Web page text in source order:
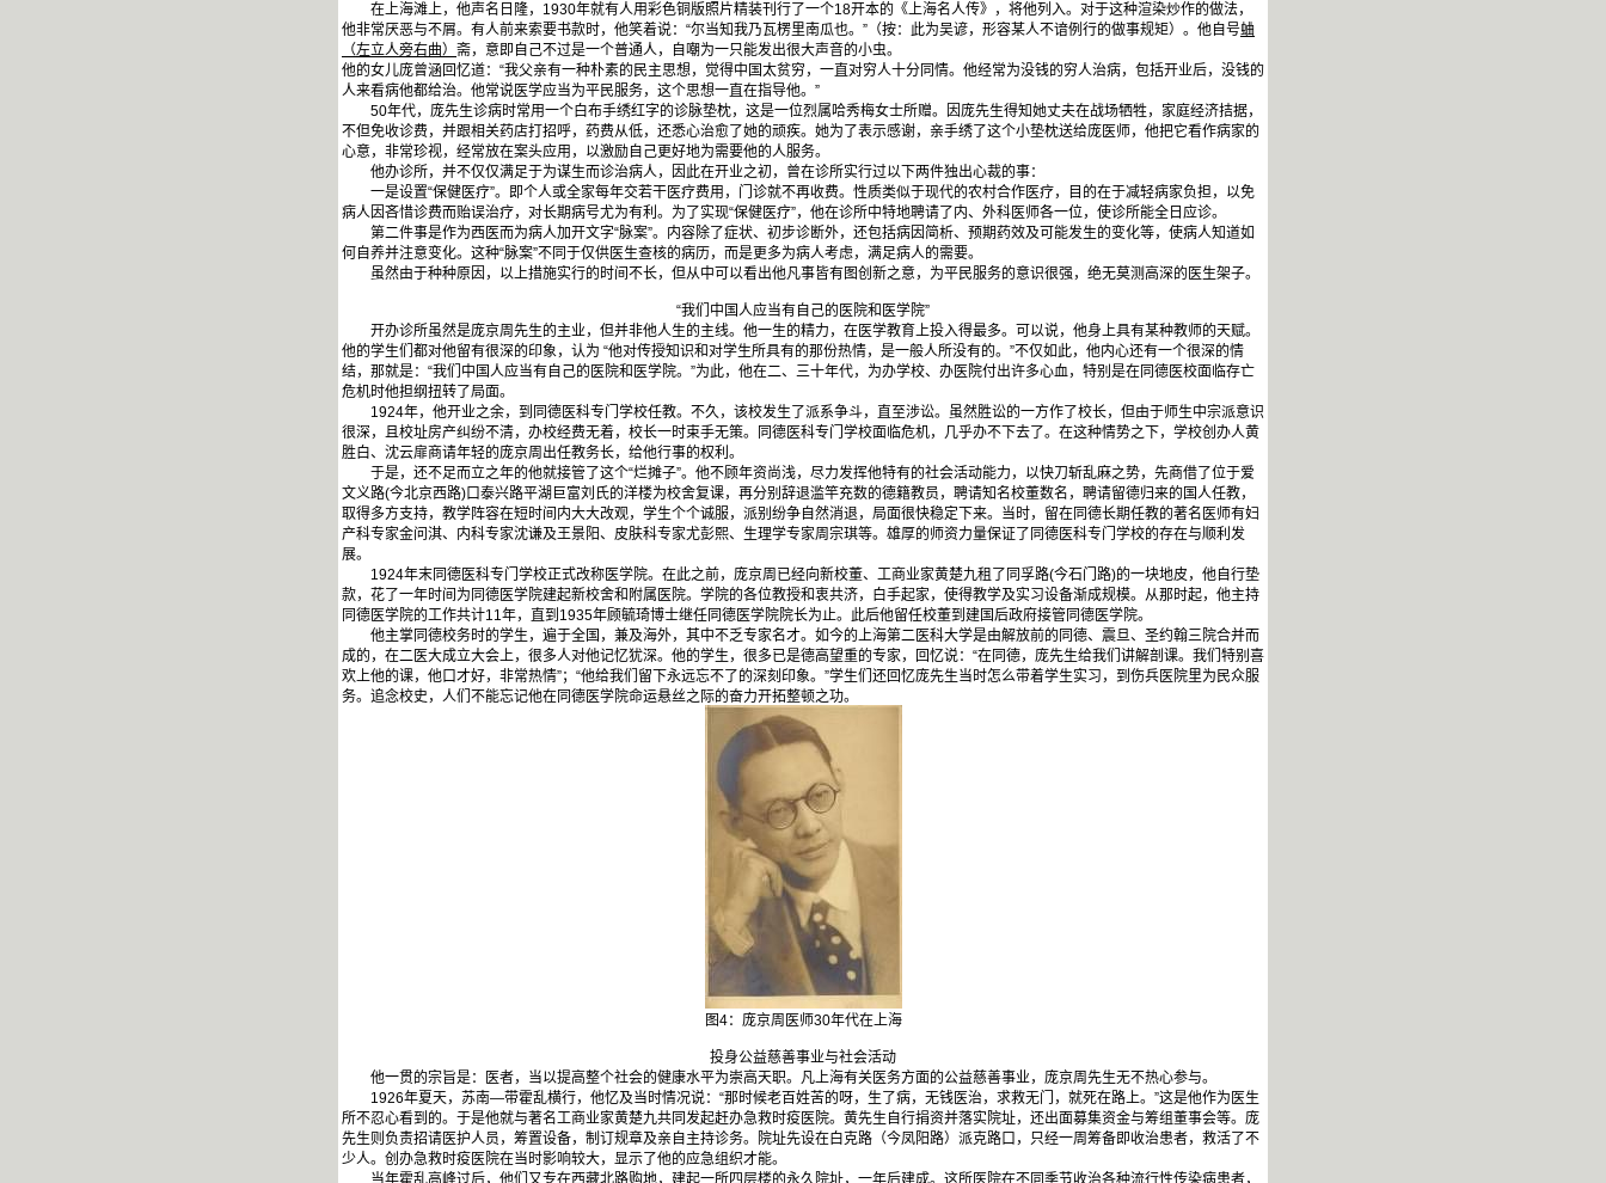
在上海滩上，他声名日隆，1930年就有人用彩色铜版照片精装刊行了一个18开本的《上海名人传》，将他列入。对于这种渲染炒作的做法，
他非常厌恶与不屑。有人前来索要书款时，他笑着说：“尔当知我乃瓦楞里南瓜也。”（按：此为吴谚，形容某人不谙例行的做事规矩）。他自号蛐
（左立人旁右曲） 斋，意即自己不过是一个普通人，自嘲为一只能发出很大声音的小虫。
他的女儿庞曾涵回忆道：“我父亲有一种朴素的民主思想，觉得中国太贫穷，一直对穷人十分同情。他经常为没钱的穷人治病，包括开业后，没钱的
人来看病他都给治。他常说医学应当为平民服务，这个思想一直在指导他。”
50年代，庞先生诊病时常用一个白布手绣红字的诊脉垫枕，这是一位烈属哈秀梅女士所赠。因庞先生得知她丈夫在战场牺牲，家庭经济拮据，
不但免收诊费，并跟相关药店打招呼，药费从低，还悉心治愈了她的顽疾。她为了表示感谢，亲手绣了这个小垫枕送给庞医师，他把它看作病家的
心意，非常珍视，经常放在案头应用，以激励自己更好地为需要他的人服务。
他办诊所，并不仅仅满足于为谋生而诊治病人，因此在开业之初，曾在诊所实行过以下两件独出心裁的事：
一是设置“保健医疗”。即个人或全家每年交若干医疗费用，门诊就不再收费。性质类似于现代的农村合作医疗，目的在于减轻病家负担，以免
病人因吝惜诊费而贻误治疗，对长期病号尤为有利。为了实现“保健医疗”，他在诊所中特地聘请了内、外科医师各一位，使诊所能全日应诊。
第二件事是作为西医而为病人加开文字“脉案”。内容除了症状、初步诊断外，还包括病因简析、预期药效及可能发生的变化等，使病人知道如
何自养并注意变化。这种“脉案”不同于仅供医生查核的病历，而是更多为病人考虑，满足病人的需要。
虽然由于种种原因，以上措施实行的时间不长，但从中可以看出他凡事皆有图创新之意，为平民服务的意识很强，绝无莫测高深的医生架子。
“我们中国人应当有自己的医院和医学院”
开办诊所虽然是庞京周先生的主业，但并非他人生的主线。他一生的精力，在医学教育上投入得最多。可以说，他身上具有某种教师的天赋。
他的学生们都对他留有很深的印象，认为 “他对传授知识和对学生所具有的那份热情，是一般人所没有的。”不仅如此，他内心还有一个很深的情
结，那就是：“我们中国人应当有自己的医院和医学院。”为此，他在二、三十年代，为办学校、办医院付出许多心血，特别是在同德医校面临存亡
危机时他担纲扭转了局面。
1924年，他开业之余，到同德医科专门学校任教。不久，该校发生了派系争斗，直至涉讼。虽然胜讼的一方作了校长，但由于师生中宗派意识
很深，且校址房产纠纷不清，办校经费无着，校长一时束手无策。同德医科专门学校面临危机，几乎办不下去了。在这种情势之下，学校创办人黄
胜白、沈云扉商请年轻的庞京周出任教务长，给他行事的权利。
于是，还不足而立之年的他就接管了这个“烂摊子”。他不顾年资尚浅，尽力发挥他特有的社会活动能力，以快刀斩乱麻之势，先商借了位于爱
文义路(今北京西路)口泰兴路平湖巨富刘氏的洋楼为校舍复课，再分别辞退滥竿充数的德籍教员，聘请知名校董数名，聘请留德归来的国人任教，
取得多方支持，教学阵容在短时间内大大改观，学生个个诚服，派别纷争自然消退，局面很快稳定下来。当时，留在同德长期任教的著名医师有妇
产科专家金问淇、内科专家沈谦及王景阳、皮肤科专家尤彭熙、生理学专家周宗琪等。雄厚的师资力量保证了同德医科专门学校的存在与顺利发
展。
1924年末同德医科专门学校正式改称医学院。在此之前，庞京周已经向新校董、工商业家黄楚九租了同孚路(今石门路)的一块地皮，他自行垫
款，花了一年时间为同德医学院建起新校舍和附属医院。学院的各位教授和衷共济，白手起家，使得教学及实习设备渐成规模。从那时起，他主持
同德医学院的工作共计11年，直到1935年顾毓琦博士继任同德医学院院长为止。此后他留任校董到建国后政府接管同德医学院。
他主掌同德校务时的学生，遍于全国，兼及海外，其中不乏专家名才。如今的上海第二医科大学是由解放前的同德、震旦、圣约翰三院合并而
成的，在二医大成立大会上，很多人对他记忆犹深。他的学生，很多已是德高望重的专家，回忆说：“在同德，庞先生给我们讲解剖课。我们特别喜
欢上他的课，他口才好，非常热情”；“他给我们留下永远忘不了的深刻印象。”学生们还回忆庞先生当时怎么带着学生实习，到伤兵医院里为民众服
务。追念校史，人们不能忘记他在同德医学院命运悬丝之际的奋力开拓整顿之功。
图4：庞京周医师30年代在上海
投身公益慈善事业与社会活动
他一贯的宗旨是：医者，当以提高整个社会的健康水平为崇高天职。凡上海有关医务方面的公益慈善事业，庞京周先生无不热心参与。
1926年夏天，苏南—带霍乱横行，他忆及当时情况说：“那时候老百姓苦的呀，生了病，无钱医治，求救无门，就死在路上。”这是他作为医生
所不忍心看到的。于是他就与著名工商业家黄楚九共同发起赶办急救时疫医院。黄先生自行捐资并落实院址，还出面募集资金与筹组董事会等。庞
先生则负责招请医护人员，筹置设备，制订规章及亲自主持诊务。院址先设在白克路（今凤阳路）派克路口，只经一周筹备即收治患者，救活了不
少人。创办急救时疫医院在当时影响较大，显示了他的应急组织才能。
当年霍乱高峰过后，他们又专在西藏北路购地，建起一所四层楼的永久院址，一年后建成。这所医院在不同季节收治各种流行性传染病患者，